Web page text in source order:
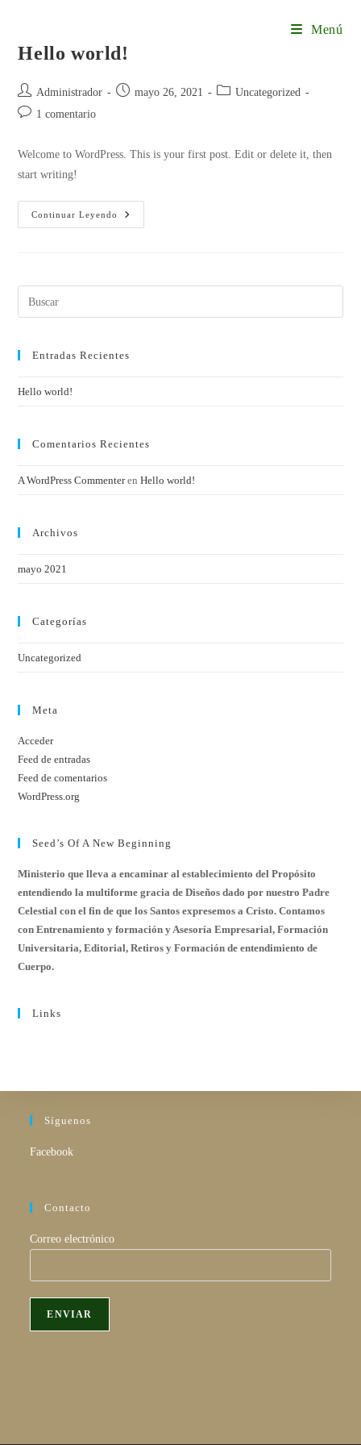
contenido
Menú
Hello world!
Autor
de
Administrador
Publicación
mayo 26, 2021
Categoría
Uncategorized
Comentarios
1 comentario
Welcome to WordPress. This is your first post. Edit or delete it, then
start writing!
Continuar Leyendo
Hello
World!
Entradas Recientes
Hello world!
Comentarios Recientes
A WordPress CommenterenHello world!
Archivos
mayo 2021
Categorías
Uncategorized
Meta
Acceder
Feed de entradas
Feed de comentarios
WordPress.org
Seed’s Of A New Beginning
Ministerio que lleva a encaminar al establecimiento del Propósito
entendiendo la multiforme gracia de Diseños dado por nuestro Padre
Celestial con el fin de que los Santos expresemos a Cristo. Contamos
con Entrenamiento y formación y Asesoría Empresarial, Formación
Universitaria, Editorial, Retiros y Formación de entendimiento de
Cuerpo.
Links
Síguenos
Facebook
Contacto
Correo electrónico